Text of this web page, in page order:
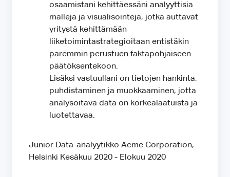
osaamistani kehittäessäni analyyttisia
malleja ja visualisointeja, jotka auttavat
yritystä kehittämään
liiketoimintastrategioitaan entistäkin
paremmin perustuen faktapohjaiseen
päätöksentekoon.
Lisäksi vastuullani on tietojen hankinta,
puhdistaminen ja muokkaaminen, jotta
analysoitava data on korkealaatuista ja
luotettavaa.
Junior Data-analyytikko Acme Corporation,
Helsinki Kesäkuu 2020 - Elokuu 2020